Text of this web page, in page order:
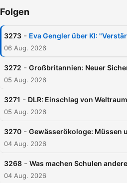
Folgen
3273 - Eva Gengler über KI:
06 Aug. 2026
3272 - Großbritannien: Neuer
05 Aug. 2026
3271 - DLR: Einschlag von
05 Aug. 2026
3270 - Gewässerökologe: Müssen
04 Aug. 2026
3268 - Was machen Schulen
04 Aug. 2026